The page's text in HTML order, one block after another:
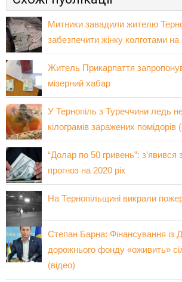
Митники завадили жителю
забезпечити жінку колготами
Житель Прикарпаття
мізерний хабар
У Тернопіль з Туреччини ледь
кілограмів заражених помідорів
“Долар по 50 гривень”: з’явився
прогноз на 2020 рік
На Тернопільщині викрали
Степан Барна: Фінансування із
дорожнього фонду «оживить»
(вiдео)